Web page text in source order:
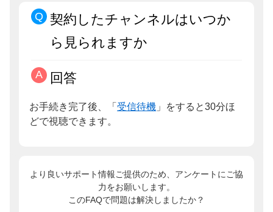
契約したチャンネルはいつか
ら見られますか
回答
お手続き完了後、「 受信待機 」をすると30分ほ
どで視聴できます。
より良いサポート情報ご提供のため、アンケートにご協
力をお願いします。
このFAQで問題は解決しましたか？